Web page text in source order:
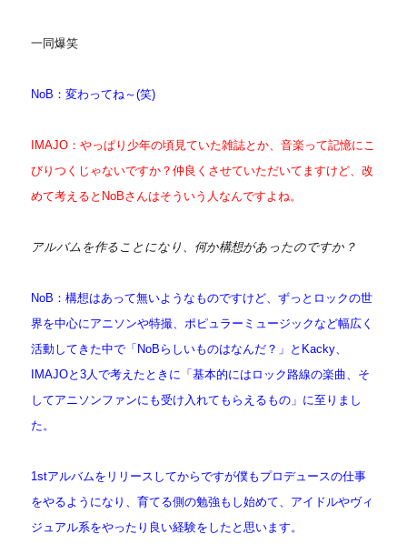
一同爆笑
NoB：変わってね～(笑)
IMAJO：やっぱり少年の頃見ていた雑誌とか、音楽って記憶にこ
びりつくじゃないですか？仲良くさせていただいてますけど、改
めて考えるとNoBさんはそういう人なんですよね。
アルバムを作ることになり、何か構想があったのですか？
NoB：構想はあって無いようなものですけど、ずっとロックの世
界を中心にアニソンや特撮、ポピュラーミュージックなど幅広く
活動してきた中で「NoBらしいものはなんだ？」とKacky、
IMAJOと3人で考えたときに「基本的にはロック路線の楽曲、そ
してアニソンファンにも受け入れてもらえるもの」に至りまし
た。
1stアルバムをリリースしてからですが僕もプロデュースの仕事
をやるようになり、育てる側の勉強もし始めて、アイドルやヴィ
ジュアル系をやったり良い経験をしたと思います。